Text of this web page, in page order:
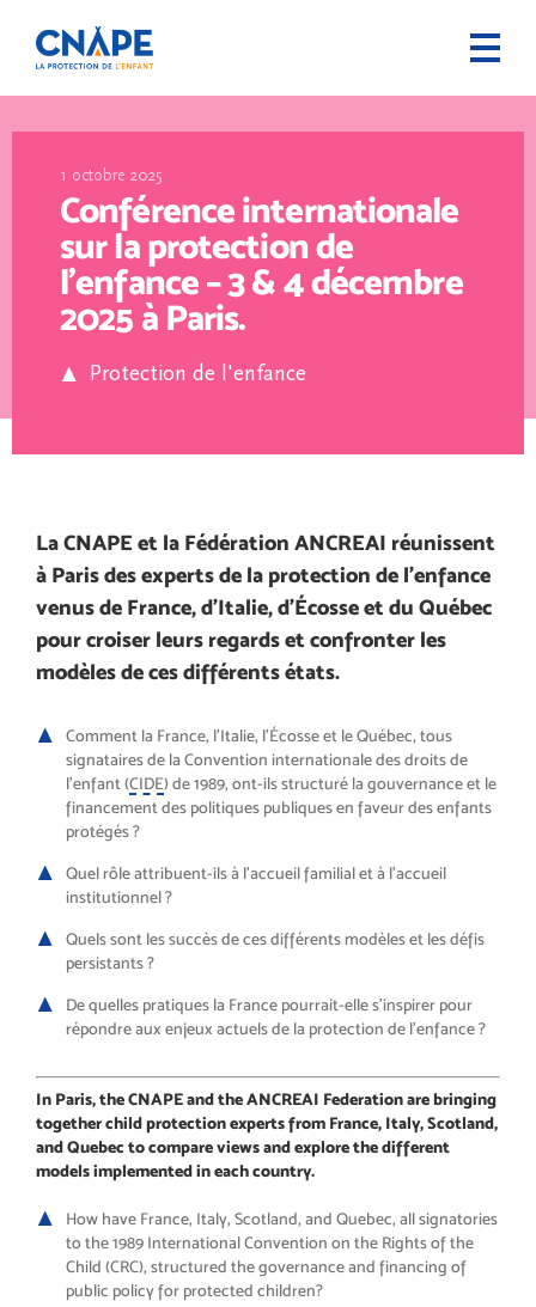
1 octobre 2025
Conférence internationale
sur la protection de
l’enfance – 3 & 4 décembre
2025 à Paris.
Protection de l'enfance
La CNAPE et la Fédération ANCREAI réunissent
à Paris des experts de la protection de l’enfance
venus de France, d’Italie, d’Écosse et du Québec
pour croiser leurs regards et confronter les
modèles de ces différents états.
Comment la France, l’Italie, l’Écosse et le Québec, tous
signataires de la Convention internationale des droits de
l’enfant (CIDE) de 1989, ont-ils structuré la gouvernance et le
financement des politiques publiques en faveur des enfants
protégés ?
Quel rôle attribuent-ils à l’accueil familial et à l’accueil
institutionnel ?
Quels sont les succès de ces différents modèles et les défis
persistants ?
De quelles pratiques la France pourrait-elle s’inspirer pour
répondre aux enjeux actuels de la protection de l’enfance ?
In Paris, the CNAPE and the ANCREAI Federation are bringing
together child protection experts from France, Italy, Scotland,
and Quebec to compare views and explore the different
models implemented in each country.
How have France, Italy, Scotland, and Quebec, all signatories
to the 1989 International Convention on the Rights of the
Child (CRC), structured the governance and financing of
public policy for protected children?